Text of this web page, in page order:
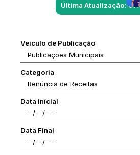
Última Atualização:
Veiculo de Publicação
Categoria
Data inícial
Data Final